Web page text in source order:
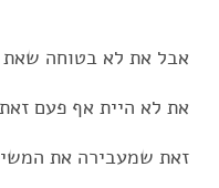
אבל את לא בטוחה שאת
את לא היית אף פעם
זאת שמעבירה את